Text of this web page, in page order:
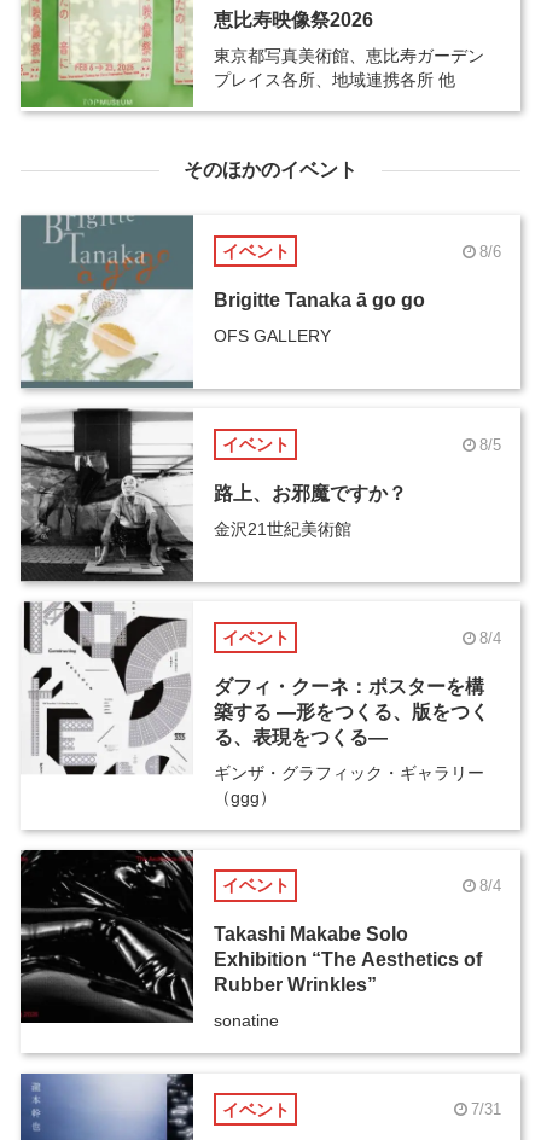
恵比寿映像祭2026
東京都写真美術館、恵比寿ガーデン
プレイス各所、地域連携各所 他
そのほかのイベント
イベント 8/6
Brigitte Tanaka ā go go
OFS GALLERY
イベント 8/5
路上、お邪魔ですか？
金沢21世紀美術館
イベント 8/4
ダフィ・クーネ：ポスターを構
築する ―形をつくる、版をつく
る、表現をつくる―
ギンザ・グラフィック・ギャラリー
（ggg）
イベント 8/4
Takashi Makabe Solo
Exhibition “The Aesthetics of
Rubber Wrinkles”
sonatine
イベント 7/31